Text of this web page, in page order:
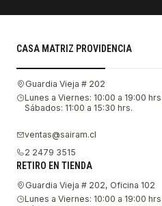
CASA MATRIZ PROVIDENCIA
Guardia Vieja # 202
Lunes a Viernes: 10:00 a 19:00 hrs.
Sábados: 11:00 a 15:30 hrs.
ventas@sairam.cl
2 2479 3515
RETIRO EN TIENDA
Guardia Vieja # 202, Oficina 102
Lunes a Viernes: 10:00 a 19:00 hrs.